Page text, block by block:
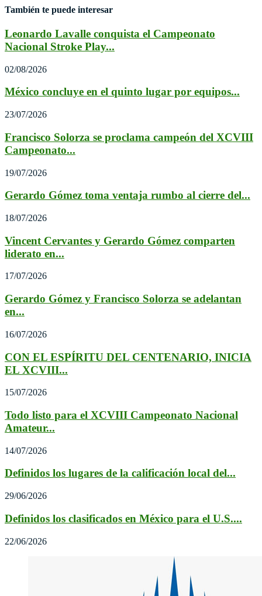
También te puede interesar
Leonardo Lavalle conquista el Campeonato
Nacional Stroke Play...
02/08/2026
México concluye en el quinto lugar por equipos...
23/07/2026
Francisco Solorza se proclama campeón del XCVIII
Campeonato...
19/07/2026
Gerardo Gómez toma ventaja rumbo al cierre del...
18/07/2026
Vincent Cervantes y Gerardo Gómez comparten
liderato en...
17/07/2026
Gerardo Gómez y Francisco Solorza se adelantan
en...
16/07/2026
CON EL ESPÍRITU DEL CENTENARIO, INICIA
EL XCVIII...
15/07/2026
Todo listo para el XCVIII Campeonato Nacional
Amateur...
14/07/2026
Definidos los lugares de la calificación local del...
29/06/2026
Definidos los clasificados en México para el U.S....
22/06/2026